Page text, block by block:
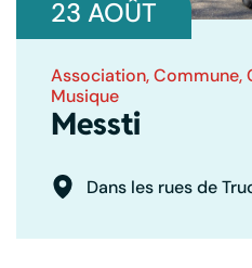
23 AOÛT
Association,Commune,
Musique
Messti
Dans les rues de